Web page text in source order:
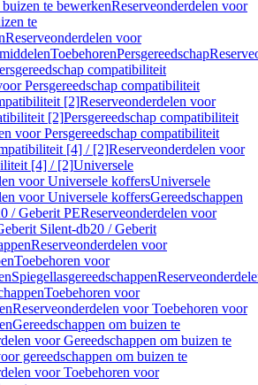
te bewerkenReserveonderdelen voor
te
Reserveonderdelen voor
ToebehorenPersgereedschap
compatibiliteit
Persgereedschap compatibiliteit
[2]Reserveonderdelen voor
[2]Persgereedschap compatibiliteit
voor Persgereedschap compatibiliteit
[4] / [2]Reserveonderdelen voor
[4] / [2]Universele
voor Universele koffersUniversele
voor Universele koffersGereedschappen
/ Geberit PEReserveonderdelen voor
Silent-db20 / Geberit
Reserveonderdelen voor
Toebehoren voor
Spiegellasgereedschappen
Toebehoren voor
Reserveonderdelen voor Toebehoren voor
Gereedschappen om buizen te
voor Gereedschappen om buizen te
gereedschappen om buizen te
voor Toebehoren voor